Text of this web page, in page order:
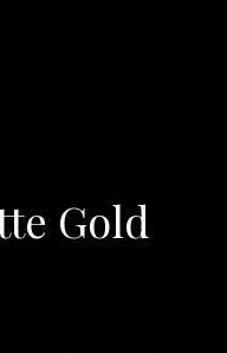
Gold